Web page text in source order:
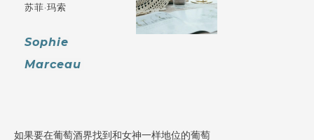
苏菲·玛索
Sophie
Marceau
如果要在葡萄酒界找到和女神一样地位的葡萄